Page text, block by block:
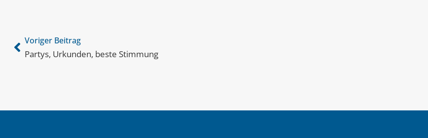
Voriger Beitrag
Partys, Urkunden, beste Stimmung